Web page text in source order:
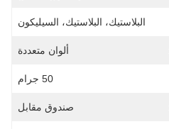
البلاستيك، البلاستيك، السيليكون
ألوان متعددة
50 جرام
صندوق مقابل